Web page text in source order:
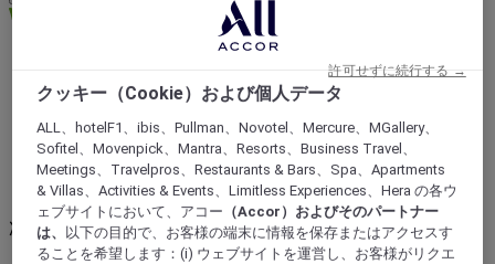
欧州
フランス
Upper-Normandy
SEINE-MARITIME
エトルタ
次の旅先を探そう
クッキー（Cookie）および個人データ
ALL、hotelF1、ibis、Pullman、Novotel、Mercure、MGallery、
Sofitel、Movenpick、Mantra、Resorts、Business Travel、
Meetings、Travelpros、Restaurants & Bars、Spa、Apartments
& Villas、Activities & Events、Limitless Experiences、Hera の各ウ
ェブサイトにおいて、アコー （Accor）およびそのパートナー
は、
以下の目的で、お客様の端末に情報を保存またはアクセスす
ることを希望します：(i) ウェブサイトを運営し、お客様がリクエ
許可せずに続行する →